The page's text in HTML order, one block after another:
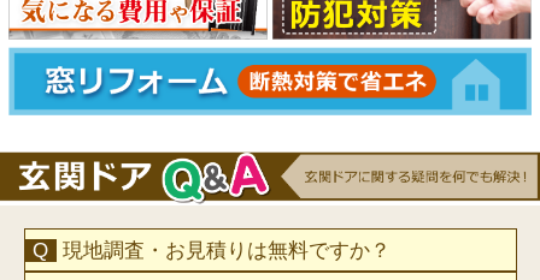
現地調査・お見積りは無料ですか？